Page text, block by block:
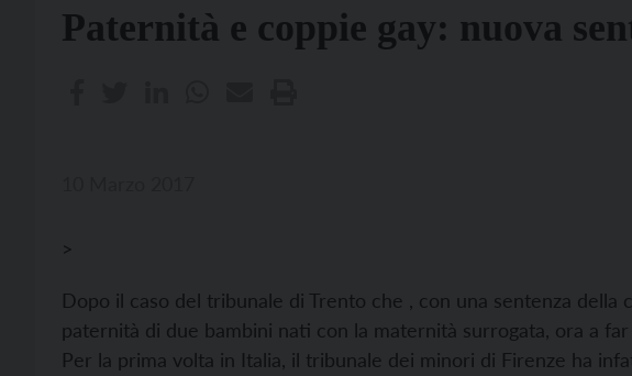
Paternità e coppie gay: nuova
>
Dopo il caso del tribunale di Trento che , con una sentenza della
paternità di due bambini nati con la maternità surrogata, ora a
Per la prima volta in Italia, il tribunale dei minori di Firenze ha